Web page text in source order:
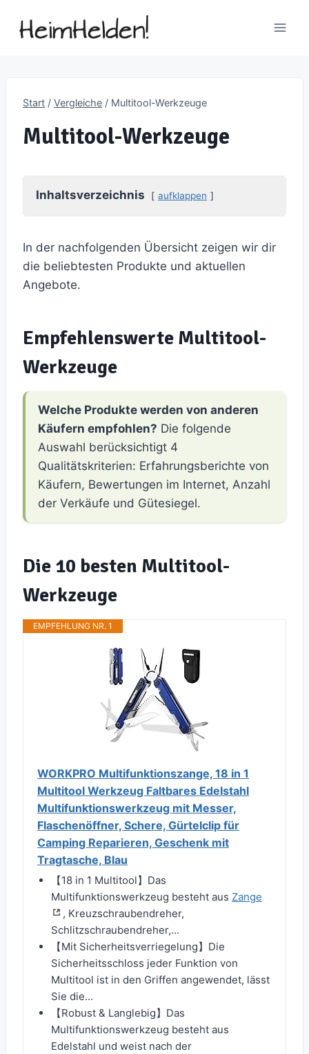
Inhalt
Start / Vergleiche / Multitool-Werkzeuge
Multitool-Werkzeuge
Inhaltsverzeichnis aufklappen
In der nachfolgenden Übersicht zeigen wir dir
die beliebtesten Produkte und aktuellen
Angebote.
Empfehlenswerte Multitool-
Werkzeuge
Welche Produkte werden von anderen
Käufern empfohlen? Die folgende
Auswahl berücksichtigt 4
Qualitätskriterien: Erfahrungsberichte von
Käufern, Bewertungen im Internet, Anzahl
der Verkäufe und Gütesiegel.
Die 10 besten Multitool-
Werkzeuge
EMPFEHLUNG NR. 1
WORKPRO Multifunktionszange, 18 in 1
Multitool Werkzeug Faltbares Edelstahl
Multifunktionswerkzeug mit Messer,
Flaschenöffner, Schere, Gürtelclip für
Camping Reparieren, Geschenk mit
Tragtasche, Blau
【18 in 1 Multitool】Das
Multifunktionswerkzeug besteht aus Zange
, Kreuzschraubendreher,
Schlitzschraubendreher,...
【Mit Sicherheitsverriegelung】Die
Sicherheitsschloss jeder Funktion von
Multitool ist in den Griffen angewendet, lässt
Sie die...
【Robust & Langlebig】Das
Multifunktionswerkzeug besteht aus
Edelstahl und weist nach der